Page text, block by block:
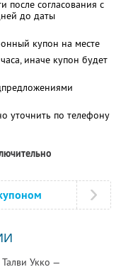
после согласования с
до даты
купон на месте
иначе купон будет
уточнить по телефону
Укко —